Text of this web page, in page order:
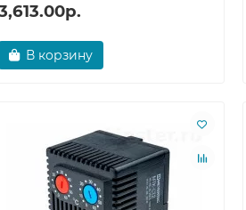
В корзину